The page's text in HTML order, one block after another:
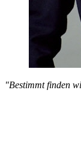
"Bestimmt finden